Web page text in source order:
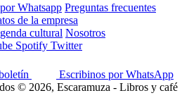
Whatsapp Preguntas frecuentes
de la empresa
cultural Nosotros
Spotify Twitter
Escribinos por WhatsApp
© 2026, Escaramuza - Libros y café